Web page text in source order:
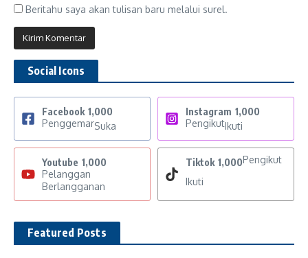
Beritahu saya akan tulisan baru melalui surel.
Social Icons
Facebook 1,000
PenggemarSuka
Instagram 1,000
PengikutIkuti
Youtube 1,000
Pelanggan
Berlangganan
Tiktok 1,000Pengikut
Ikuti
Featured Posts